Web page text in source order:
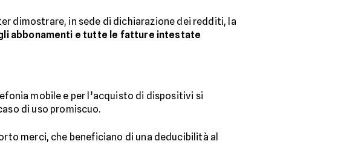
dimostrare, in sede di dichiarazione dei redditi, la
abbonamenti e tutte le fatture intestate
mobile e per l’acquisto di dispositivi si
di uso promiscuo.
merci, che beneficiano di una deducibilità al